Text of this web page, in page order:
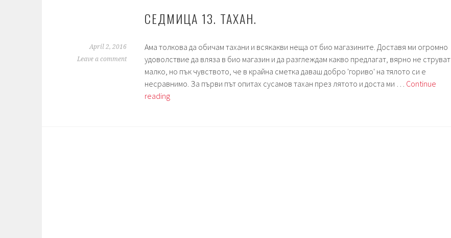
в
суров
с
кафе.
СЕДМИЦА 13. ТАХАН.
April 2, 2016
Leave a comment
Ама толкова да обичам тахани и всякакви неща от био магазините. Доставя ми огромно
удоволствие да вляза в био магазин и да разглеждам какво предлагат, вярно не струват
малко, но пък чувството, че в крайна сметка даваш добро 'гориво' на тялото си е
несравнимо. За първи път опитах сусамов тахан през лятото и доста ми … Continue
readingСедмица